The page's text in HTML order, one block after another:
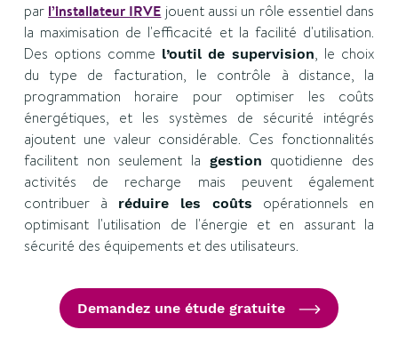
par l’installateur IRVE jouent aussi un rôle essentiel dans
la maximisation de l'efficacité et la facilité d'utilisation.
Des options comme l’outil de supervision, le choix
du type de facturation, le contrôle à distance, la
programmation horaire pour optimiser les coûts
énergétiques, et les systèmes de sécurité intégrés
ajoutent une valeur considérable. Ces fonctionnalités
facilitent non seulement la gestion quotidienne des
activités de recharge mais peuvent également
contribuer à
réduire les coûts
opérationnels en
optimisant l'utilisation de l'énergie et en assurant la
sécurité des équipements et des utilisateurs.
Demandez une étude gratuite